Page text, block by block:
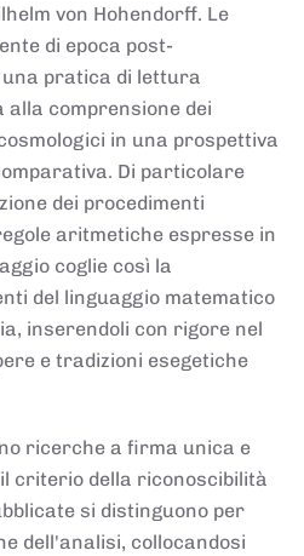
von Hohendorff. Le
di epoca post-
pratica di lettura
comprensione dei
in una prospettiva
Di particolare
dei procedimenti
aritmetiche espresse in
coglie così la
del linguaggio matematico
inserendoli con rigore nel
e tradizioni esegetiche
ricerche a firma unica e
criterio della riconoscibilità
si distinguono per
dell'analisi, collocandosi